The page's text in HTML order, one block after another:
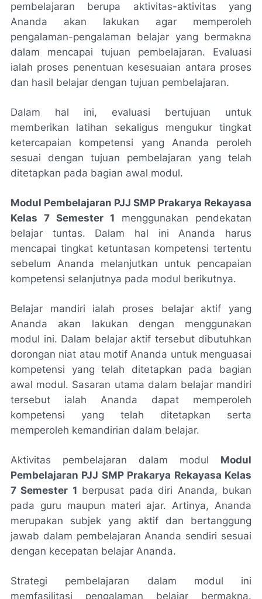
pembelajaran berupa aktivitas-aktivitas yang
Ananda akan lakukan agar memperoleh
pengalaman-pengalaman belajar yang bermakna
dalam mencapai tujuan pembelajaran. Evaluasi
ialah proses penentuan kesesuaian antara proses
dan hasil belajar dengan tujuan pembelajaran.
Dalam hal ini, evaluasi bertujuan untuk
memberikan latihan sekaligus mengukur tingkat
ketercapaian kompetensi yang Ananda peroleh
sesuai dengan tujuan pembelajaran yang telah
ditetapkan pada bagian awal modul.
Modul Pembelajaran PJJ SMP Prakarya Rekayasa
Kelas 7 Semester 1 menggunakan pendekatan
belajar tuntas. Dalam hal ini Ananda harus
mencapai tingkat ketuntasan kompetensi tertentu
sebelum Ananda melanjutkan untuk pencapaian
kompetensi selanjutnya pada modul berikutnya.
Belajar mandiri ialah proses belajar aktif yang
Ananda akan lakukan dengan menggunakan
modul ini. Dalam belajar aktif tersebut dibutuhkan
dorongan niat atau motif Ananda untuk menguasai
kompetensi yang telah ditetapkan pada bagian
awal modul. Sasaran utama dalam belajar mandiri
tersebut ialah Ananda dapat memperoleh
kompetensi yang telah ditetapkan serta
memperoleh kemandirian dalam belajar.
Aktivitas pembelajaran dalam modul Modul
Pembelajaran PJJ SMP Prakarya Rekayasa Kelas
7 Semester 1 berpusat pada diri Ananda, bukan
pada guru maupun materi ajar. Artinya, Ananda
merupakan subjek yang aktif dan bertanggung
jawab dalam pembelajaran Ananda sendiri sesuai
dengan kecepatan belajar Ananda.
Strategi pembelajaran dalam modul ini
memfasilitasi pengalaman belajar bermakna.